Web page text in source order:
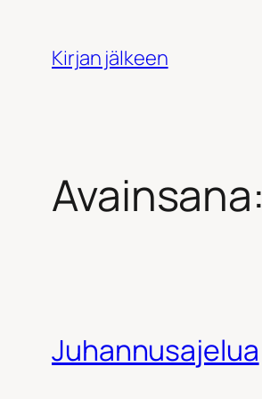
sisältöönKirjan jälkeen
Avainsana:
Juhannusajelua